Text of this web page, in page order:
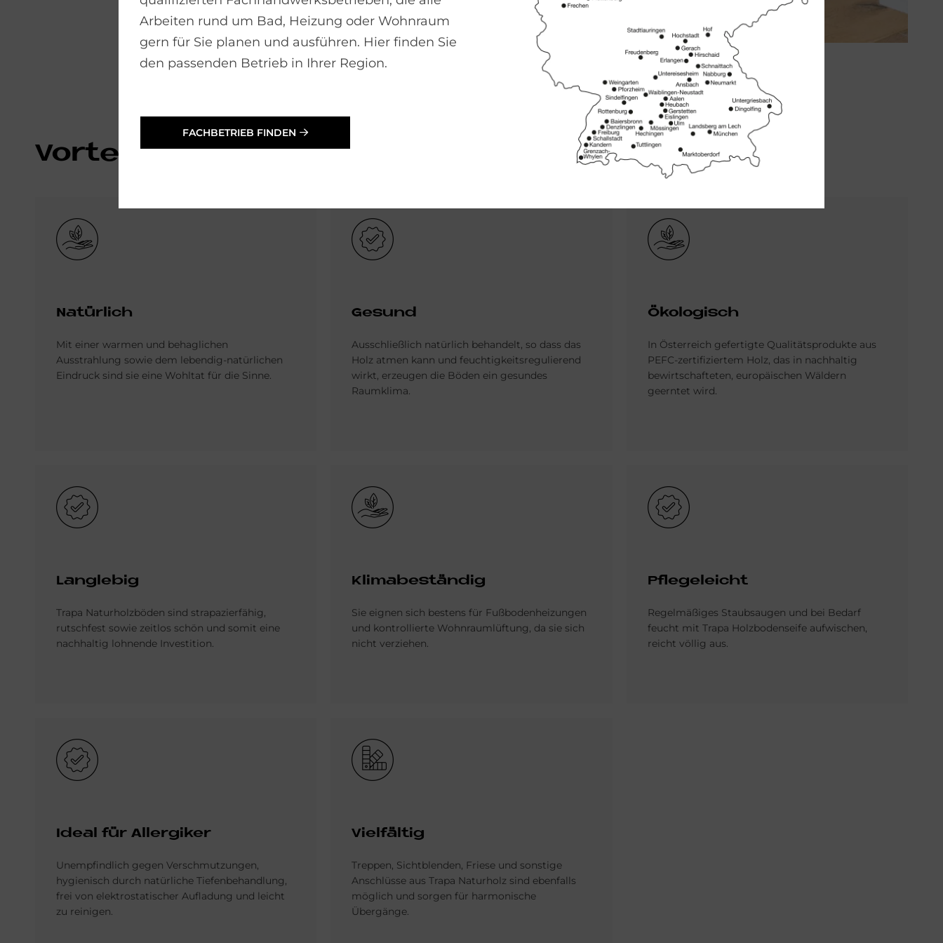
Vor­teile von Tra­pa-Na­tur­holz­bö­den
Bild
Natürlich
Mit einer warmen und behaglichen
Ausstrahlung sowie dem lebendig-natürlichen
Eindruck sind sie eine Wohltat für die Sinne.
Bild
Gesund
Ausschließlich natürlich behandelt, so dass das
Holz atmen kann und feuchtigkeitsregulierend
wirkt, erzeugen die Böden ein gesundes
Raumklima.
Bild
Ökologisch
In Österreich gefertigte Qualitätsprodukte aus
PEFC-zertifiziertem Holz, das in nachhaltig
bewirtschafteten, europäischen Wäldern
geerntet wird.
Bild
Langlebig
Trapa Naturholzböden sind strapazierfähig,
rutschfest sowie zeitlos schön und somit eine
nachhaltig lohnende Investition.
Bild
Klimabeständig
Sie eignen sich bestens für Fußbodenheizungen
und kontrollierte Wohnraumlüftung, da sie sich
nicht verziehen.
Bild
Pflegeleicht
Regelmäßiges Staubsaugen und bei Bedarf
feucht mit Trapa Holzbodenseife aufwischen,
reicht völlig aus.
Bild
Ideal für Allergiker
Unempfindlich gegen Verschmutzungen,
hygienisch durch natürliche Tiefenbehandlung,
frei von elektrostatischer Aufladung und leicht
zu reinigen.
Bild
Vielfältig
Treppen, Sichtblenden, Friese und sonstige
Anschlüsse aus Trapa Naturholz sind ebenfalls
möglich und sorgen für harmonische
Übergänge.
Arbeiten rund um Bad, Heizung oder Wohnraum
gern für Sie planen und ausführen. Hier finden Sie
den passenden Betrieb in Ihrer Region.
FACHBETRIEB FINDEN